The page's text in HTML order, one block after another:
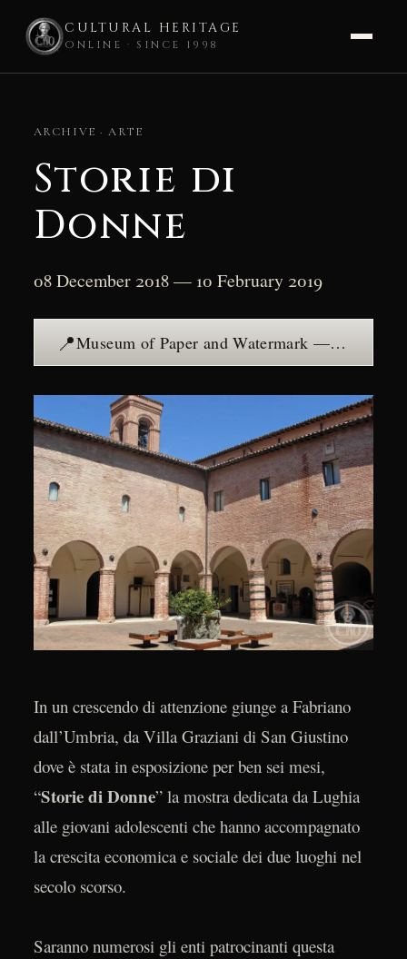
CULTURAL HERITAGE
ONLINE · SINCE 1998
contentARCHIVE · ARTE
Storie di
Donne
08 December 2018 — 10 February 2019
📍 Museum of Paper and Watermark — see the place →
In un crescendo di attenzione giunge a Fabriano
dall’Umbria, da Villa Graziani di San Giustino
dove è stata in esposizione per ben sei mesi,
“Storie di Donne” la mostra dedicata da Lughia
alle giovani adolescenti che hanno accompagnato
la crescita economica e sociale dei due luoghi nel
secolo scorso.
Saranno numerosi gli enti patrocinanti questa